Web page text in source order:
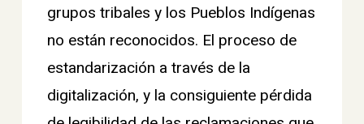
grupos tribales y los Pueblos Indígenas
no están reconocidos. El proceso de
estandarización a través de la
digitalización, y la consiguiente pérdida